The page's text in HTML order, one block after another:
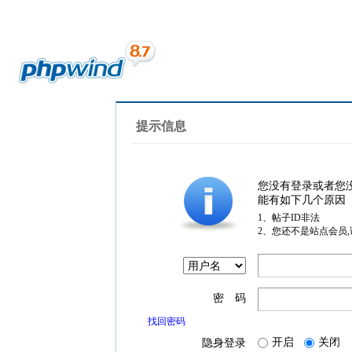
提示信息
您没有登录或者您
能有如下几个原因
1、帖子ID非法
2、您还不是站点会员
密 码
找回密码
隐身登录 开启 关闭